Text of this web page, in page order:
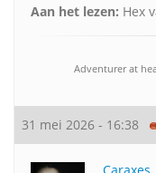
Aan het lezen: Hex
Adventurer at
31 mei 2026 - 16:38